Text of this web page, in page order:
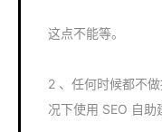
这点不能等。
2 、任何时候都不
况下使用 SEO 自助